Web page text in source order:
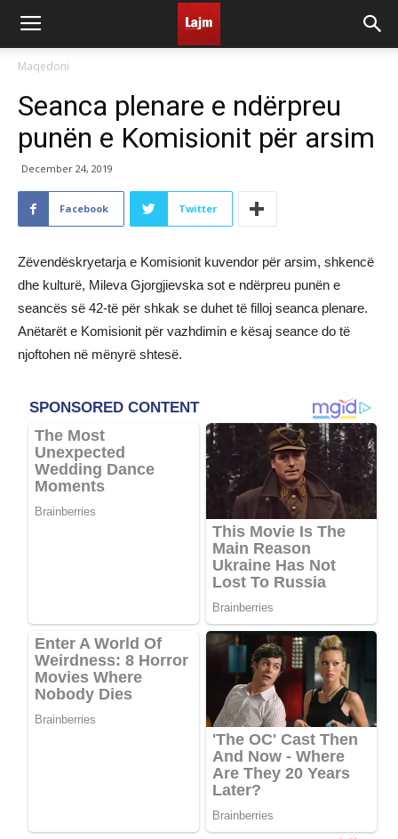
Maqedoni
Seanca plenare e ndërpreu
punën e Komisionit për arsim
December 24, 2019
Facebook Twitter
Zëvendëskryetarja e Komisionit kuvendor për arsim, shkencë
dhe kulturë, Mileva Gjorgjievska sot e ndërpreu punën e
seancës së 42-të për shkak se duhet të filloj seanca plenare.
Anëtarët e Komisionit për vazhdimin e kësaj seance do të
njoftohen në mënyrë shtesë.